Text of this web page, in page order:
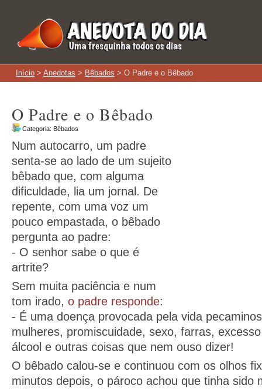
Início > Anedotas > Bêbados > O Padre e o Bêbado
O Padre e o Bêbado
Categoria: Bêbados
Num autocarro, um padre
senta-se ao lado de um sujeito
bêbado que, com alguma
dificuldade, lia um jornal. De
repente, com uma voz um
pouco empastada, o bêbado
pergunta ao padre:
- O senhor sabe o que é
artrite?
Sem muita paciência e num
tom irado, o padre responde:
- É uma doença provocada pela vida
mulheres, promiscuidade, sexo, farras,
álcool e outras coisas que nem ouso dizer!
O bêbado calou-se e continuou com os olhos
minutos depois, o pároco achou que tinha sido